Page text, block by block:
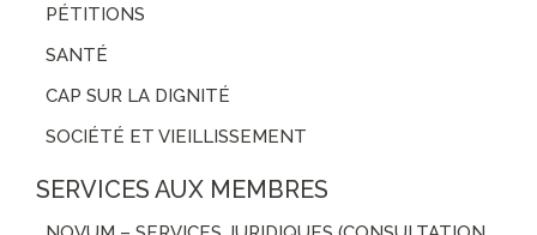
PÉTITIONS
SANTÉ
CAP SUR LA DIGNITÉ
SOCIÉTÉ ET VIEILLISSEMENT
SERVICES AUX MEMBRES